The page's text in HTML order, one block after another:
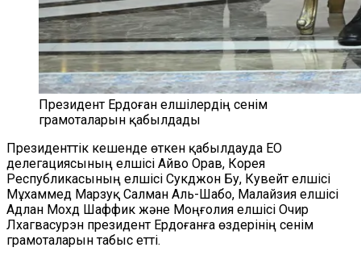
Президент Ердоған елшілердің сенім
грамоталарын қабылдады
Президенттік кешенде өткен қабылдауда ЕО
делегациясының елшісі Айво Орав, Корея
Республикасының елшісі Сукджон Бу, Кувейт елшісі
Мұхаммед Марзуқ Салман Аль-Шабо, Малайзия елшісі
Адлан Мохд Шаффик және Моңғолия елшісі Очир
Лхагвасурэн президент Ердоғанға өздерінің сенім
грамоталарын табыс етті.